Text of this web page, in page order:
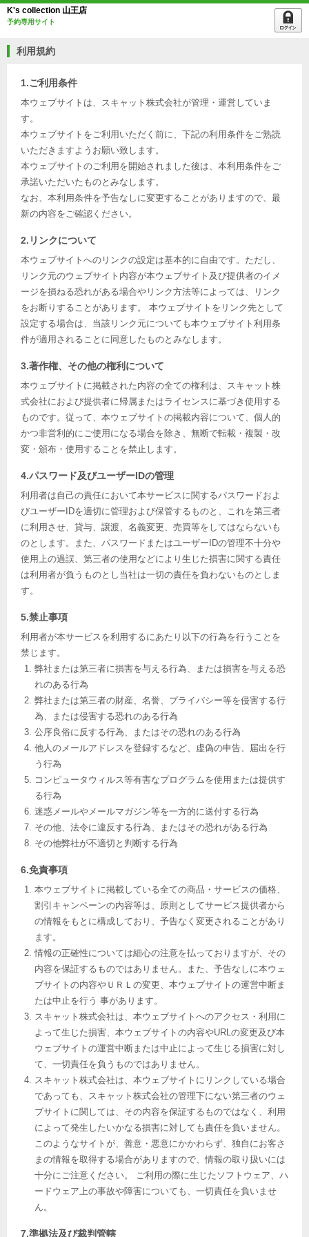
K's collection 山王店
予約専用サイト
利用規約
1.ご利用条件
本ウェブサイトは、スキャット株式会社が管理・運営していま
す。
本ウェブサイトをご利用いただく前に、下記の利用条件をご熟読
いただきますようお願い致します。
本ウェブサイトのご利用を開始されました後は、本利用条件をご
承諾いただいたものとみなします。
なお、本利用条件を予告なしに変更することがありますので、最
新の内容をご確認ください。
2.リンクについて
本ウェブサイトへのリンクの設定は基本的に自由です。ただし、
リンク元のウェブサイト内容が本ウェブサイト及び提供者のイメ
ージを損ねる恐れがある場合やリンク方法等によっては、リンク
をお断りすることがあります。 本ウェブサイトをリンク先として
設定する場合は、当該リンク元についても本ウェブサイト利用条
件が適用されることに同意したものとみなします。
3.著作権、その他の権利について
本ウェブサイトに掲載された内容の全ての権利は、スキャット株
式会社におよび提供者に帰属またはライセンスに基づき使用する
ものです。従って、本ウェブサイトの掲載内容について、個人的
かつ非営利的にご使用になる場合を除き、無断で転載・複製・改
変・頒布・使用することを禁止します。
4.パスワード及びユーザーIDの管理
利用者は自己の責任において本サービスに関するパスワードおよ
びユーザーIDを適切に管理および保管するものと、これを第三者
に利用させ、貸与、譲渡、名義変更、売買等をしてはならないも
のとします。また、パスワードまたはユーザーIDの管理不十分や
使用上の過誤、第三者の使用などにより生じた損害に関する責任
は利用者が負うものとし当社は一切の責任を負わないものとしま
す。
5.禁止事項
利用者が本サービスを利用するにあたり以下の行為を行うことを
禁じます。
弊社または第三者に損害を与える行為、または損害を与える恐
れのある行為
弊社または第三者の財産、名誉、プライバシー等を侵害する行
為、または侵害する恐れのある行為
公序良俗に反する行為、またはその恐れのある行為
他人のメールアドレスを登録するなど、虚偽の申告、届出を行
う行為
コンピュータウィルス等有害なプログラムを使用または提供す
る行為
迷惑メールやメールマガジン等を一方的に送付する行為
その他、法令に違反する行為、またはその恐れがある行為
その他弊社が不適切と判断する行為
6.免責事項
本ウェブサイトに掲載している全ての商品・サービスの価格、
割引キャンペーンの内容等は、原則としてサービス提供者から
の情報をもとに構成しており、予告なく変更されることがあり
ます。
情報の正確性については細心の注意を払っておりますが、その
内容を保証するものではありません。また、予告なしに本ウェ
ブサイトの内容やＵＲＬの変更、本ウェブサイトの運営中断ま
たは中止を行う 事があります。
スキャット株式会社は、本ウェブサイトへのアクセス・利用に
よって生じた損害、本ウェブサイトの内容やURLの変更及び本
ウェブサイトの運営中断または中止によって生じる損害に対し
て、一切責任を負うものではありません。
スキャット株式会社は、本ウェブサイトにリンクしている場合
であっても、スキャット株式会社の管理下にない第三者のウェ
ブサイトに関しては、その内容を保証するものではなく、利用
によって発生したいかなる損害に対しても責任を負いません。
このようなサイトが、善意・悪意にかかわらず、独自にお客さ
まの情報を取得する場合がありますので、情報の取り扱いには
十分にご注意ください。 ご利用の際に生じたソフトウェア、ハ
ードウェア上の事故や障害についても、一切責任を負いませ
ん。
7.準拠法及び裁判管轄